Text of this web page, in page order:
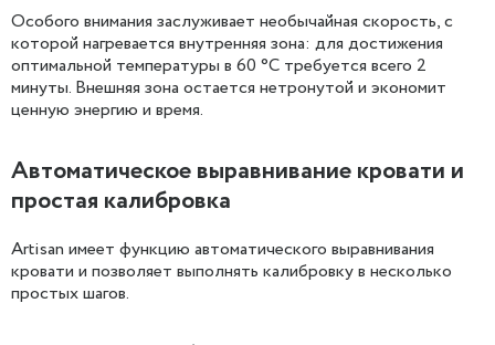
Особого внимания заслуживает необычайная скорость, с
которой нагревается внутренняя зона: для достижения
оптимальной температуры в 60 °C требуется всего 2
минуты. Внешняя зона остается нетронутой и экономит
ценную энергию и время.
Автоматическое выравнивание кровати и
простая калибровка
Artisan имеет функцию автоматического выравнивания
кровати и позволяет выполнять калибровку в несколько
простых шагов.